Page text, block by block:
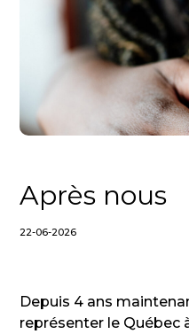
Après nous
22-06-2026
Depuis 4 ans
représenter le Québec